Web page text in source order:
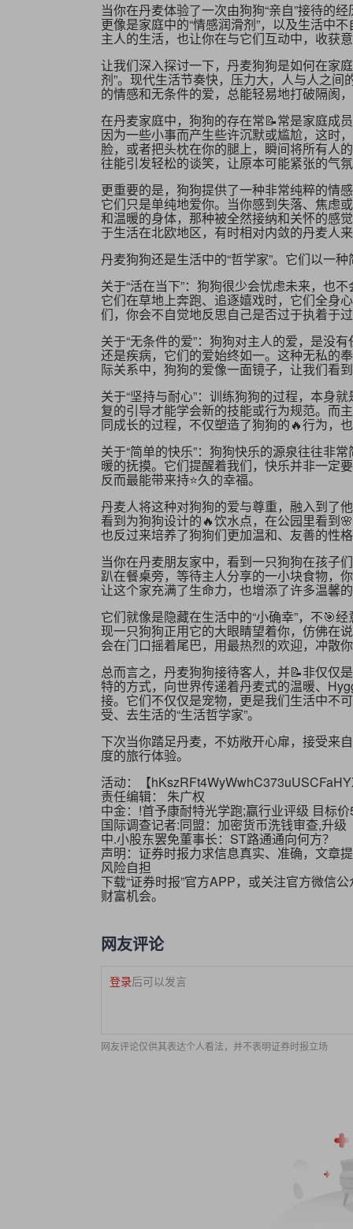
当你在丹麦体验了一次由狗狗“亲自”接待的
更像是家庭中的“情感润滑剂”，以及生活中
主人的生活，也让你在与它们互动中，收获
让我们深入探讨一下，丹麦狗狗是如何在家
剂”。现代生活节奏快，压力大，人与人之
的情感和无条件的爱，总能轻易地打破隔阂
在丹麦家庭中，狗狗的存在常📝常是家庭成
因为一些小事而产生些许沉默或尴尬，这时
脸，或者把头枕在你的腿上，瞬间将所有人
往能引发轻松的谈笑，让原本可能紧张的气
更重要的是，狗狗提供了一种非常纯粹的情
它们只是单纯地爱你。当你感到失落、焦虑
和温暖的身体，那种被全然接纳和关怀的感
于生活在北欧地区，有时相对内敛的丹麦人
丹麦狗狗还是生活中的“哲学家”。它们以一
关于“活在当下”：狗狗很少会忧虑未来，也
它们在草地上奔跑、追逐嬉戏时，它们全身
们，你会不自觉地反思自己是否过于执着于
关于“无条件的爱”：狗狗对主人的爱，是没
还是疾病，它们的爱始终如一。这种无私的
际关系中，狗狗的爱像一面镜子，让我们看
关于“坚持与耐心”：训练狗狗的过程，本身
复的引导才能学会新的技能或行为规范。而
同成长的过程，不仅塑造了狗狗的🔥行为，
关于“简单的快乐”：狗狗快乐的源泉往往
暖的抚摸。它们提醒着我们，快乐并非一定
反而最能带来持⭐久的幸福。
丹麦人将这种对狗狗的爱与尊重，融入到了
看到为狗狗设计的🔥饮水点，在公园里看到
也反过来培养了狗狗们更加温和、友善的性
当你在丹麦朋友家中，看到一只狗狗在孩子
趴在餐桌旁，等待主人分享的一小块食物，
让这个家充满了生命力，也增添了许多温馨
它们就像是隐藏在生活中的“小确幸”，不🎯
现一只狗狗正用它的大眼睛望着你，仿佛在
会在门口摇着尾巴，用最热烈的欢迎，冲散
总而言之，丹麦狗狗接待客人，并📝非仅仅
特的方式，向世界传递着丹麦式的温暖、
接。它们不仅仅是宠物，更是我们生活中不
受、去生活的“生活哲学家”。
下次当你踏足丹麦，不妨敞开心扉，接受来
度的旅行体验。
活动：【
责任编辑： 朱广权
中金：!首予康耐特光学跑;赢行业评级 目标
国际调查记者:同盟：加密货币洗钱审查,升级
中.小股东罢免董事长：ST路通通向何方？
声明：证券时报力求信息真实、准确，文章
风险自担
下载“证券时报”官方APP，或关注官方微信
财富机会。
网友评论
登录后可以发言
网友评论仅供其表达个人看法，并不表明证券时报立场